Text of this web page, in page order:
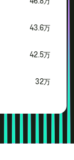
43.6万
42.5万
32万